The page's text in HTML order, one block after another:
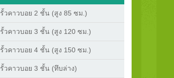
รั้วคาวบอย 2 ชั้น (สูง 85 ซม.)
รั้วคาวบอย 3 ชั้น (สูง 120 ซม.)
รั้วคาวบอย 4 ชั้น (สูง 150 ซม.)
รั้วคาวบอย 3 ชั้น (ทึบล่าง)